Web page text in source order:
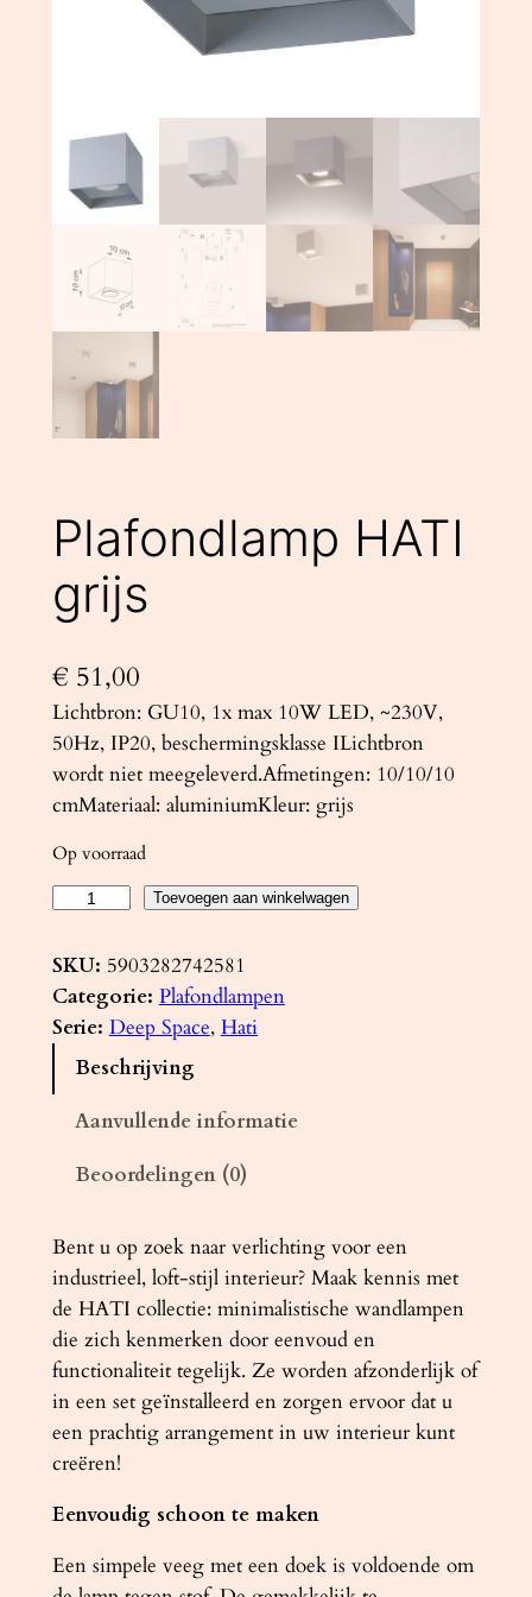
Plafondlamp HATI
grijs
€ 51,00
Lichtbron: GU10, 1x max 10W LED, ~230V,
50Hz, IP20, beschermingsklasse ILichtbron
wordt niet meegeleverd.Afmetingen: 10/10/10
cmMateriaal: aluminiumKleur: grijs
Op voorraad
a
f
o
H
A
T
I
g
r
i
j
a
n
Toevoegen aan winkelwagen
SKU: 5903282742581
Categorie: Plafondlampen
Serie: Deep Space, Hati
Beschrijving
Aanvullende informatie
Beoordelingen (0)
Bent u op zoek naar verlichting voor een
industrieel, loft-stijl interieur? Maak kennis met
de HATI collectie: minimalistische wandlampen
die zich kenmerken door eenvoud en
functionaliteit tegelijk. Ze worden afzonderlijk of
in een set geïnstalleerd en zorgen ervoor dat u
een prachtig arrangement in uw interieur kunt
creëren!
Eenvoudig schoon te maken
Een simpele veeg met een doek is voldoende om